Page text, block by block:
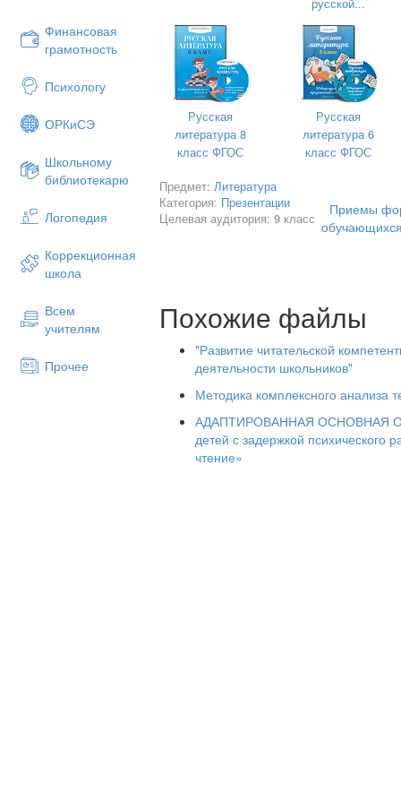
Финансовая
грамотность
Психологу
ОРКиСЭ
Школьному
библиотекарю
Логопедия
Коррекционная
школа
Всем
учителям
Прочее
прилагательное изменяется по …….
предложении могут выполнять
грамматическим признакам все
разряда…..
Сделаем вывод:
Наречие – это … часть речи
Наречие обозначает …….
Наречие отвечает на вопросы ….
Наречие никогда не …..
Русская
литература 8
класс ФГОС
Русская
литература 6
класс ФГОС
Предмет: Литература
Категория: Презентации
Целевая аудитория: 9 класс
Приемы
Похожие файлы
"Развитие читательской
деятельности школьников"
Методика комплексного анализа
АДАПТИРОВАННАЯ ОСНОВНАЯ
детей с задержкой психического
чтение»